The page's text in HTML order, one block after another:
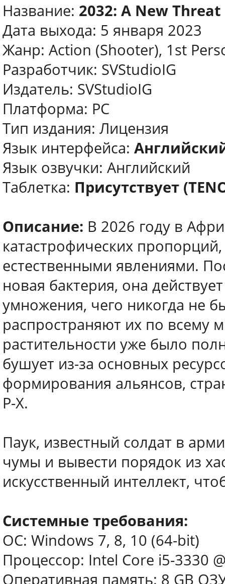
Название: 2032: A New Threat
Дата выхода: 5 января 2023
Жанр: Action (Shooter), 1st
Разработчик: SVStudioIG
Издатель: SVStudioIG
Платформа: PC
Тип издания: Лицензия
Язык интерфейса:
Язык озвучки: Английский
Таблетка: Присутствует
Описание: В 2026 году в
катастрофических
естественными явлениями.
новая бактерия, она
умножения, чего никогда не
распространяют их по всему
растительности уже было
бушует из-за основных
формирования альянсов,
P-X.
Паук, известный солдат в
чумы и вывести порядок из
искусственный интеллект,
Системные требования:
ОС: Windows 7, 8, 10 (64-bit)
Процессор: Intel Core i5-3330
Оперативная память: 8 GB